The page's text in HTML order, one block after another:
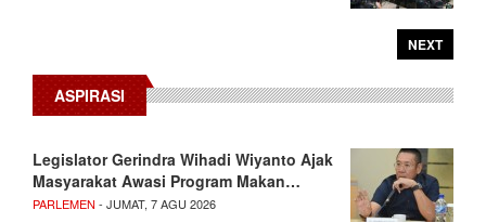
NEXT
ASPIRASI
Legislator Gerindra Wihadi Wiyanto Ajak
Masyarakat Awasi Program Makan…
PARLEMEN - JUMAT, 7 AGU 2026